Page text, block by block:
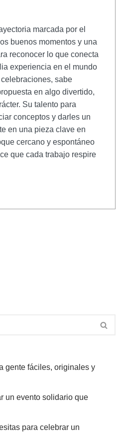
marcada por el
buenos momentos y una
reconocer lo que conecta
experiencia en el mundo
sabe
en algo divertido,
Su talento para
conceptos y darles un
en una pieza clave en
cercano y espontáneo
que cada trabajo respire
gente fáciles, originales y
un evento solidario que
para celebrar un